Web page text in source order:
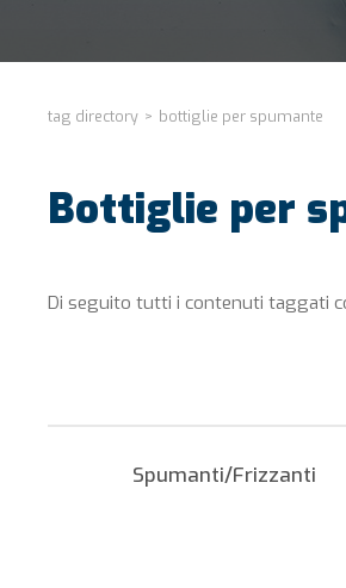
tag directory > bottiglie per spumante
Bottiglie per
Di seguito tutti i contenuti taggati
Spumanti/Frizzanti